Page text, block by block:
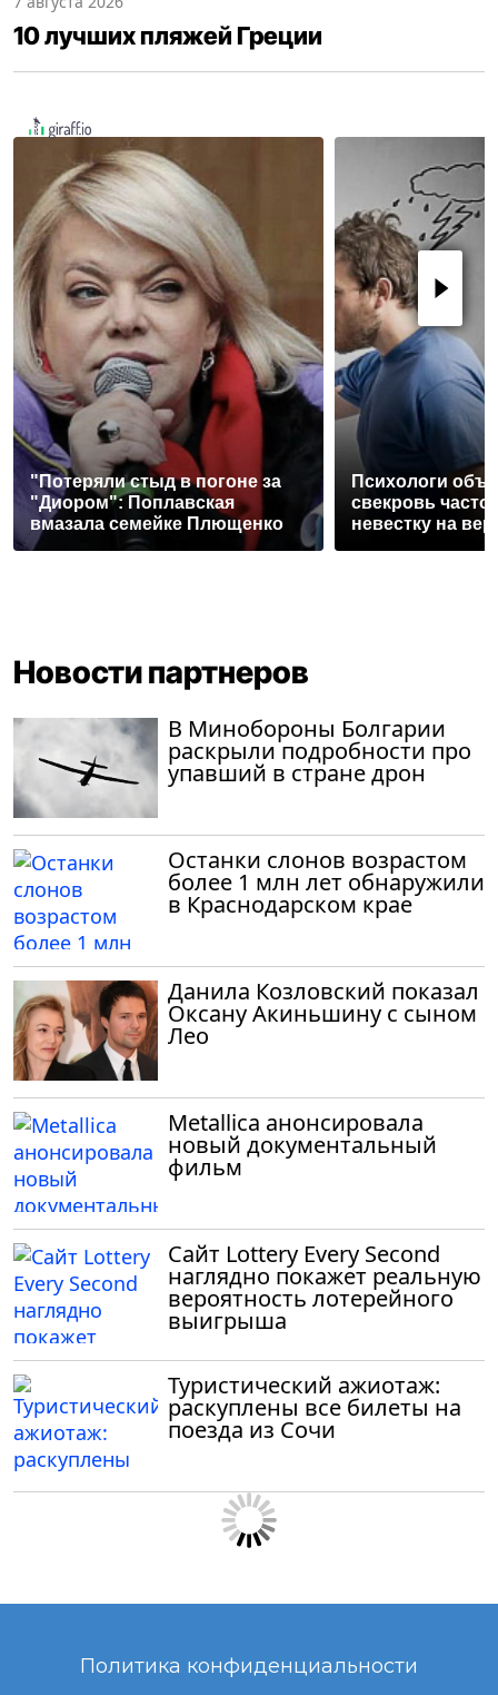
10 лучших пляжей Греции
"Потеряли стыд в погоне за
"Диором": Поплавская
вмазала семейке Плющенко
Психологи
свекровь часто
невестку на
Новости партнеров
В Минобороны Болгарии
раскрыли подробности про
упавший в стране дрон
Останки слонов возрастом
более 1 млн лет обнаружили
в Краснодарском крае
Данила Козловский показал
Оксану Акиньшину с сыном
Лео
Metallica анонсировала
новый документальный
фильм
Сайт Lottery Every Second
наглядно покажет реальную
вероятность лотерейного
выигрыша
Туристический ажиотаж:
раскуплены все билеты на
поезда из Сочи
Политика конфиденциальности